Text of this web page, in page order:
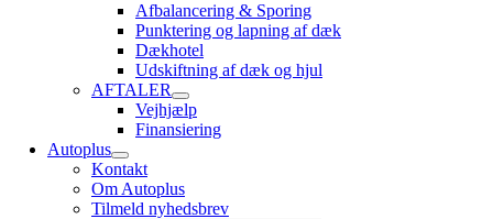
Afbalancering & Sporing
Punktering og lapning af dæk
Dækhotel
Udskiftning af dæk og hjul
AFTALER
Vejhjælp
Finansiering
Autoplus
Kontakt
Om Autoplus
Tilmeld nyhedsbrev